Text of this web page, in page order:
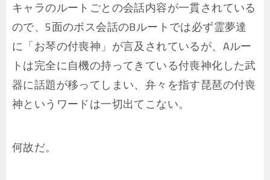
キャラのルートごとの会話内容が一貫されている
ので、5面のボス会話のBルートでは必ず霊夢達
に「お琴の付喪神」が言及されているが、Aルー
トは完全に自機の持ってきている付喪神化した武
器に話題が移ってしまい、弁々を指す琵琶の付喪
神というワードは一切出てこない。
何故だ。